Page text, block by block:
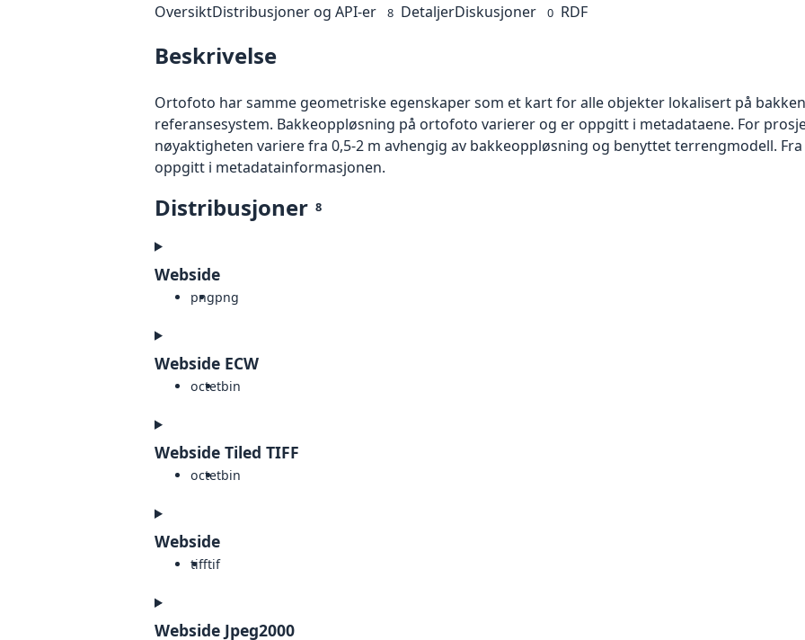
OversiktDistribusjoner og API-er 8 DetaljerDiskusjoner 0 RDF
Beskrivelse
Ortofoto har samme geometriske egenskaper som et kart for alle objekter lokalisert på
referansesystem. Bakkeoppløsning på ortofoto varierer og er oppgitt i metadataene. For
nøyaktigheten variere fra 0,5-2 m avhengig av bakkeoppløsning og benyttet terrengmodell.
oppgitt i metadatainformasjonen.
Distribusjoner 8
Webside
pngpng
Webside ECW
octetbin
Webside Tiled TIFF
octetbin
Webside
tifftif
Webside Jpeg2000